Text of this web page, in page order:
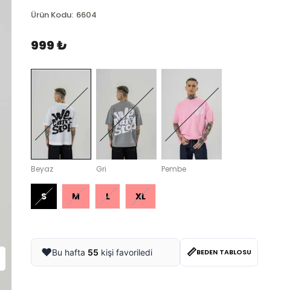
Ürün Kodu: 6604
999 ₺
Beyaz Gri Pembe
S M L XL
❤️Bu hafta 55 kişi favoriledi 📏BEDEN TABLOSU